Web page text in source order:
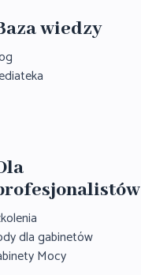
wiedzy
dla gabinetów
Mocy